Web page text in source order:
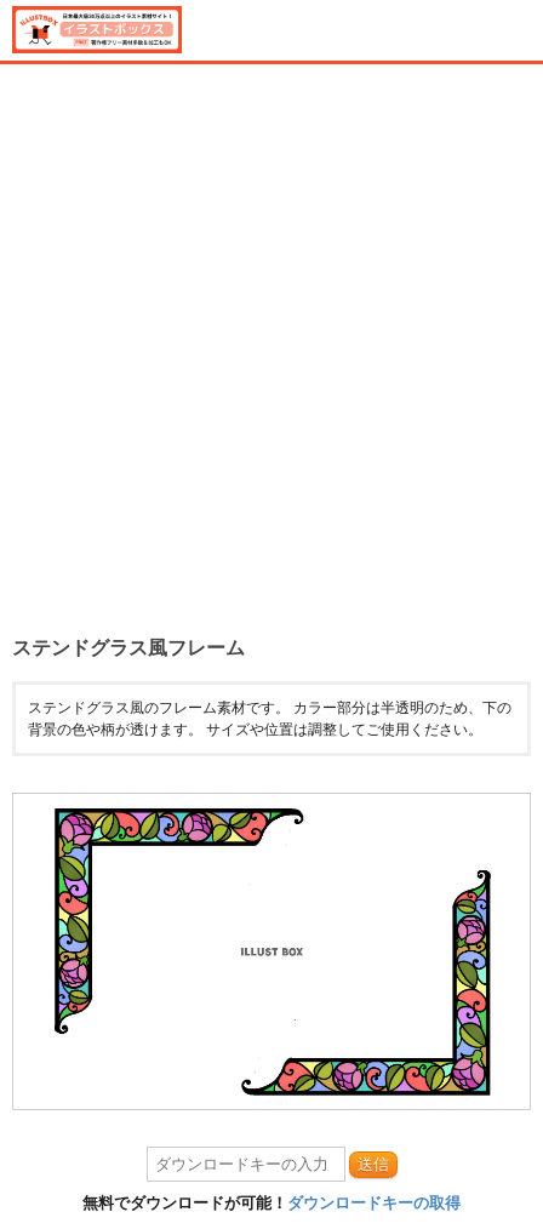
ステンドグラス風フレーム
ステンドグラス風のフレーム素材です。 カラー部分は半透明のため、下の
背景の色や柄が透けます。 サイズや位置は調整してご使用ください。
送信
無料でダウンロードが可能！ ダウンロードキーの取得